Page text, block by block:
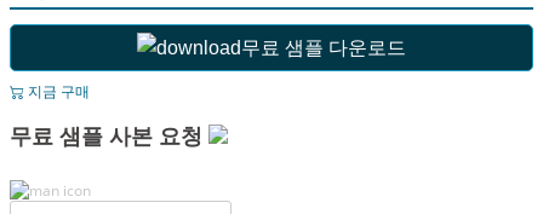
무료 샘플 다운로드
지금 구매
무료 샘플 사본 요청